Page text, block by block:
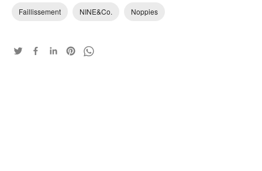
Faillissement NINE&Co. Noppies